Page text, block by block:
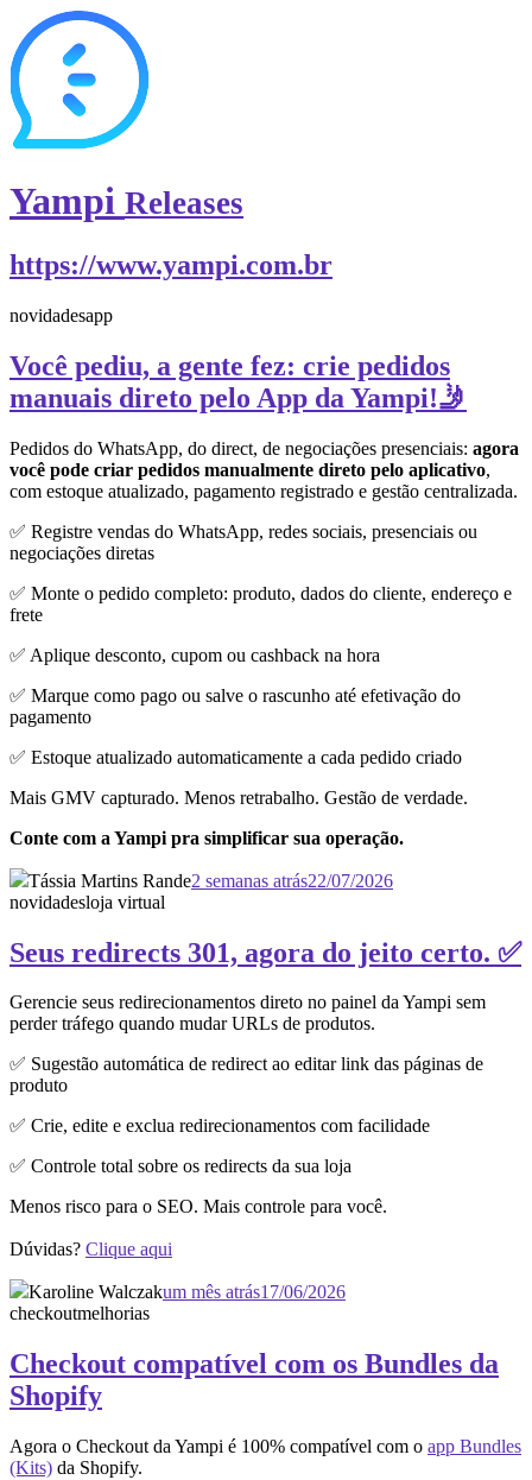
Yampi Releases
https://www.yampi.com.br
novidadesapp
Você pediu, a gente fez: crie pedidos
manuais direto pelo App da Yampi!🤳
Pedidos do WhatsApp, do direct, de negociações presenciais: agora
você pode criar pedidos manualmente direto pelo aplicativo,
com estoque atualizado, pagamento registrado e gestão centralizada.
✅ Registre vendas do WhatsApp, redes sociais, presenciais ou
negociações diretas
✅ Monte o pedido completo: produto, dados do cliente, endereço e
frete
✅ Aplique desconto, cupom ou cashback na hora
✅ Marque como pago ou salve o rascunho até efetivação do
pagamento
✅ Estoque atualizado automaticamente a cada pedido criado
Mais GMV capturado. Menos retrabalho. Gestão de verdade.
Conte com a Yampi pra simplificar sua operação.
Tássia Martins Rande2 semanas atrás22/07/2026
novidadesloja virtual
Seus redirects 301, agora do jeito certo. ✅
Gerencie seus redirecionamentos direto no painel da Yampi sem
perder tráfego quando mudar URLs de produtos.
✅ Sugestão automática de redirect ao editar link das páginas de
produto
✅ Crie, edite e exclua redirecionamentos com facilidade
✅ Controle total sobre os redirects da sua loja
Menos risco para o SEO. Mais controle para você.
Dúvidas? Clique aqui
Karoline Walczakum mês atrás17/06/2026
checkoutmelhorias
Checkout compatível com os Bundles da
Shopify
Agora o Checkout da Yampi é 100% compatível com o app Bundles
(Kits) da Shopify.